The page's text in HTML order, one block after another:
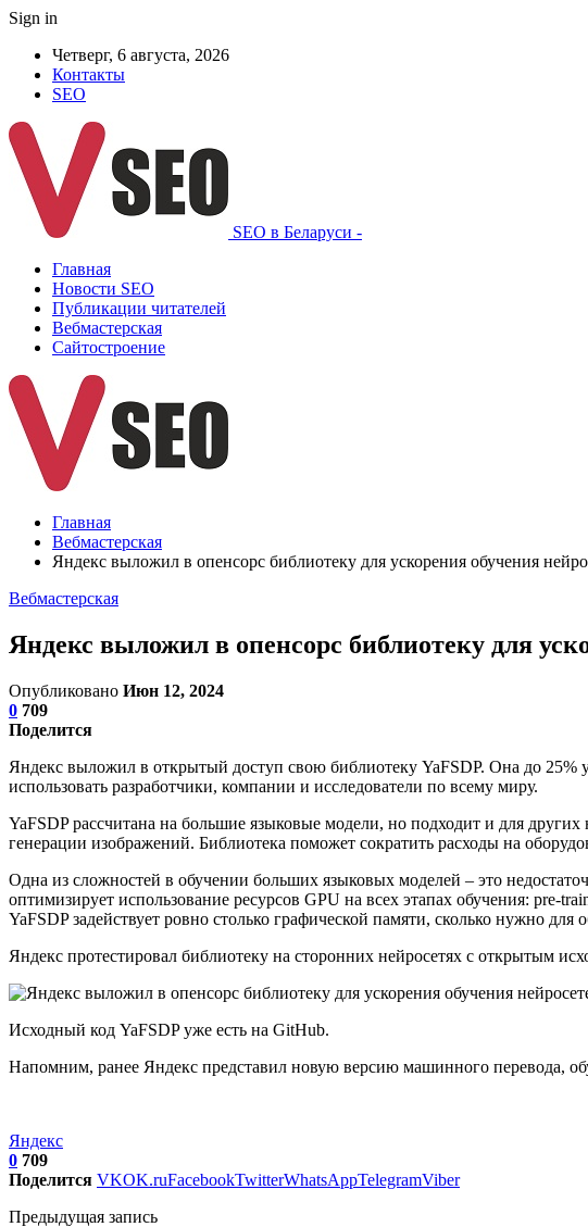
Sign in
Четверг, 6 августа, 2026
Контакты
SEO
SEO в Беларуси -
Главная
Новости SEO
Публикации читателей
Вебмастерская
Сайтостроение
Главная
Вебмастерская
Яндекс выложил в опенсорс библиотеку для ускорения обучения
Вебмастерская
Яндекс выложил в опенсорс библиотеку для
Опубликовано Июн 12, 2024
0 709
Поделится
Яндекс выложил в открытый доступ свою библиотеку YaFSDP. Она до
использовать разработчики, компании и исследователи по всему миру.
YaFSDP рассчитана на большие языковые модели, но подходит и для
генерации изображений. Библиотека поможет сократить расходы на
Одна из сложностей в обучении больших языковых моделей – это
оптимизирует использование ресурсов GPU на всех этапах обучения: pre-
YaFSDP задействует ровно столько графической памяти, сколько нужно
Яндекс протестировал библиотеку на сторонних нейросетях с открытым
Исходный код YaFSDP уже есть на GitHub.
Напомним, ранее Яндекс представил новую версию машинного перевода,
Яндекс
0 709
Поделится VKOK.ruFacebookTwitterWhatsAppTelegramViber
Предыдущая запись